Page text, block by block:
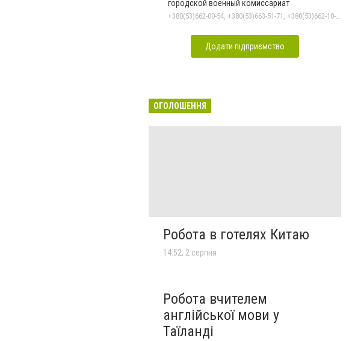
городской военный комиссариат
+380(53)662-00-54, +380(53)663-51-71, +380(53)662-10-35
Додати підприємство
ОГОЛОШЕННЯ
Робота в готелях Китаю
14:52, 2 серпня
Робота вчителем
англійської мови у
Таїланді